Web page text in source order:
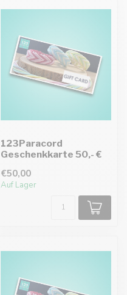
123Paracord
Geschenkkarte 50,- €
€50,00
Auf Lager